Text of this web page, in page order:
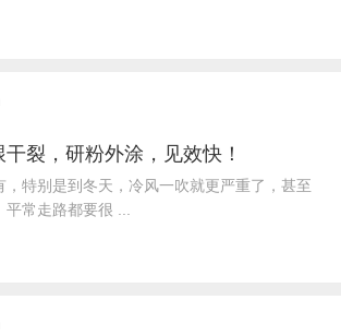
裂，研粉外涂，见效快！
，特别是到冬天，冷风一吹就更严重了，甚至
常走路都要很 ...